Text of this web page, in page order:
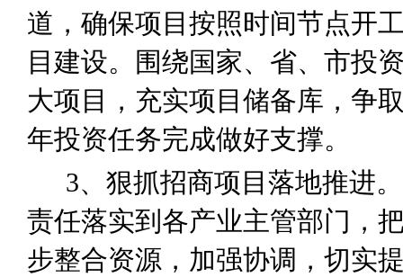
道，确保项目按照时间节点开
目建设。围绕国家、省、市投
大项目，充实项目储备库，争
年投资任务完成做好支撑。
3、狠抓招商项目落地推进。
责任落实到各产业主管部门，
步整合资源，加强协调，切实